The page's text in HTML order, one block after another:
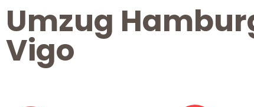
Umzug
Vigo